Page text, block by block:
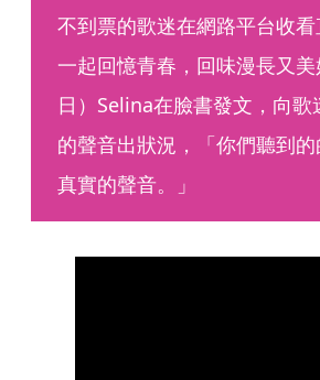
不到票的歌迷在網路平台收
一起回憶青春，回味漫長又
日）Selina在臉書發文，向歌
的聲音出狀況，「你們聽到
真實的聲音。」